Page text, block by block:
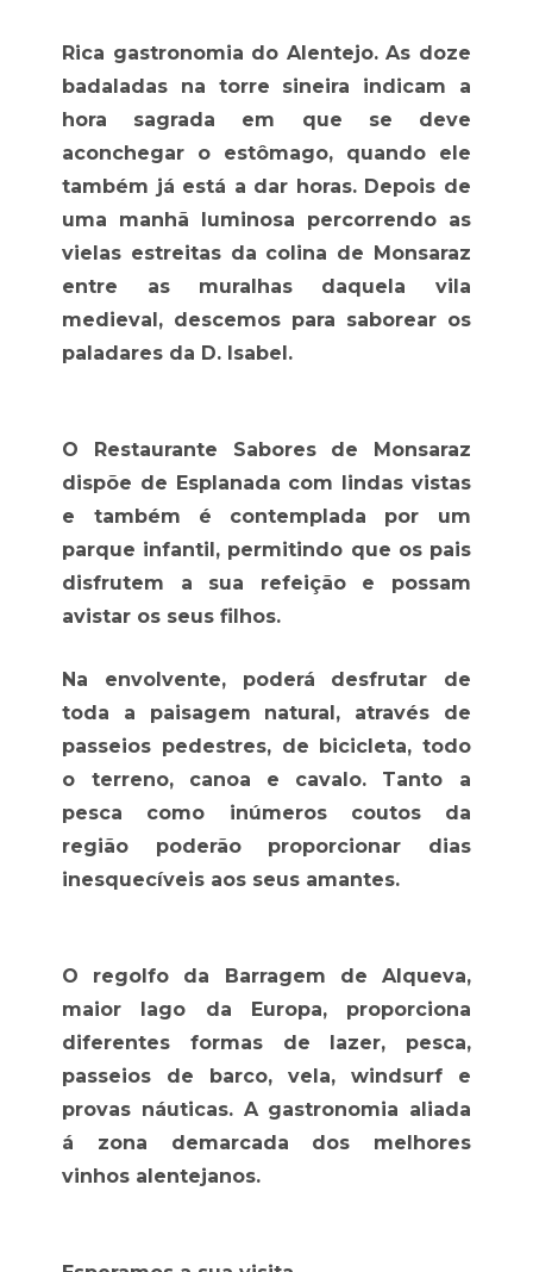
Rica gastronomia do Alentejo. As doze
badaladas na torre sineira indicam a
hora sagrada em que se deve
aconchegar o estômago, quando ele
também já está a dar horas. Depois de
uma manhã luminosa percorrendo as
vielas estreitas da colina de Monsaraz
entre as muralhas daquela vila
medieval, descemos para saborear os
paladares da D. Isabel.
O Restaurante Sabores de Monsaraz
dispõe de Esplanada com lindas vistas
e também é contemplada por um
parque infantil, permitindo que os pais
disfrutem a sua refeição e possam
avistar os seus filhos.
Na envolvente, poderá desfrutar de
toda a paisagem natural, através de
passeios pedestres, de bicicleta, todo
o terreno, canoa e cavalo. Tanto a
pesca como inúmeros coutos da
região poderão proporcionar dias
inesquecíveis aos seus amantes.
O regolfo da Barragem de Alqueva,
maior lago da Europa, proporciona
diferentes formas de lazer, pesca,
passeios de barco, vela, windsurf e
provas náuticas. A gastronomia aliada
á zona demarcada dos melhores
vinhos alentejanos.